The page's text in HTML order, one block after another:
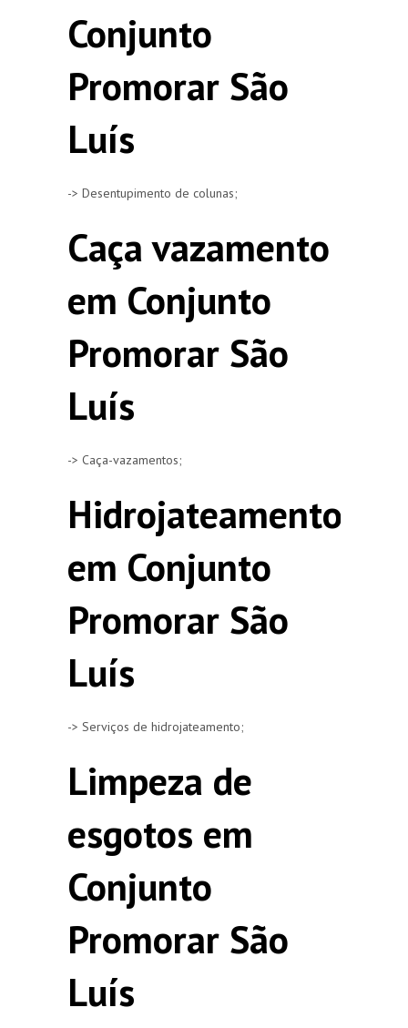
Conjunto
Promorar São
Luís
-> Desentupimento de colunas;
Caça vazamento
em Conjunto
Promorar São
Luís
-> Caça-vazamentos;
Hidrojateamento
em Conjunto
Promorar São
Luís
-> Serviços de hidrojateamento;
Limpeza de
esgotos em
Conjunto
Promorar São
Luís